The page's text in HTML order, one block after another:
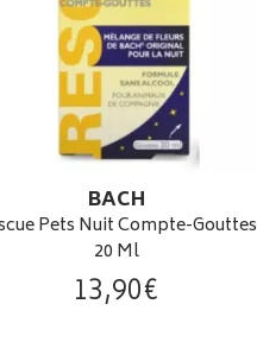
BACH
Pets Nuit Compte-Gouttes
20 Ml
13,90€